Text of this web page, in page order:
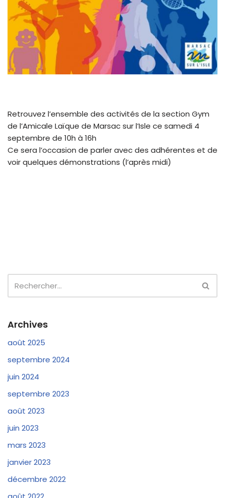
Retrouvez l’ensemble des activités de la section Gym
de l’Amicale Laïque de Marsac sur l’Isle ce samedi 4
septembre de 10h à 16h
Ce sera l’occasion de parler avec des adhérentes et de
voir quelques démonstrations (l’après midi)
Archives
août 2025
septembre 2024
juin 2024
septembre 2023
août 2023
juin 2023
mars 2023
janvier 2023
décembre 2022